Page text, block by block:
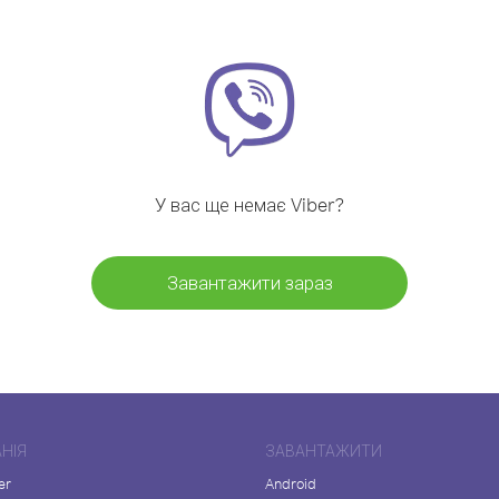
У вас ще немає Viber?
Завантажити зараз
ЗАВАНТАЖИТИ
Android